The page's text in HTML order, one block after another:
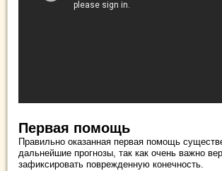
Первая помощь
Правильно оказанная первая помощь
дальнейшие прогнозы, так как очень важно
зафиксировать поврежденную конечность.